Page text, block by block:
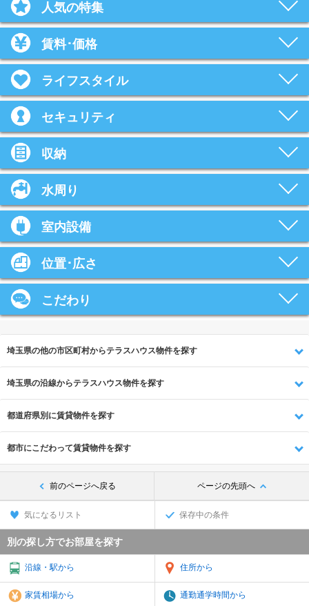
人気の特集
賃料･価格
ライフスタイル
セキュリティ
収納
水周り
室内設備
位置･広さ
こだわり
埼玉県の他の市区町村からテラスハウス物件を探す
埼玉県の沿線からテラスハウス物件を探す
都道府県別に賃貸物件を探す
都市にこだわって賃貸物件を探す
前のページへ戻る ページの先頭へ
気になるリスト 保存中の条件
別の探し方でお部屋を探す
沿線・駅から 住所から
家賃相場から 通勤通学時間から